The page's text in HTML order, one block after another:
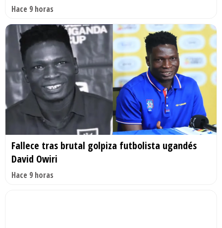
Hace 9 horas
Fallece tras brutal golpiza futbolista ugandés
David Owiri
Hace 9 horas